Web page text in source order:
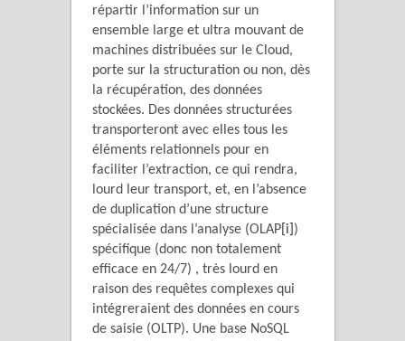
répartir l’information sur un
ensemble large et ultra mouvant de
machines distribuées sur le Cloud,
porte sur la structuration ou non, dès
la récupération, des données
stockées. Des données structurées
transporteront avec elles tous les
éléments relationnels pour en
faciliter l’extraction, ce qui rendra,
lourd leur transport, et, en l’absence
de duplication d’une structure
spécialisée dans l’analyse (OLAP [i] )
spécifique (donc non totalement
efficace en 24/7) , très lourd en
raison des requêtes complexes qui
intégreraient des données en cours
de saisie (OLTP). Une base NoSQL